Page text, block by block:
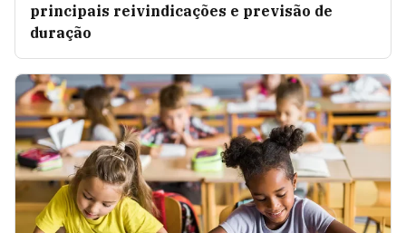
principais reivindicações e previsão de
duração